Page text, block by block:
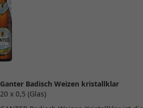
Ganter Badisch Weizen kristallklar
20 x 0,5 (Glas)